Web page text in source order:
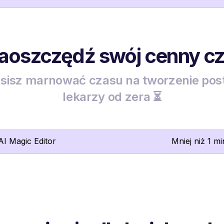
swój cenny
marnować czasu na tworzenie
lekarzy od zera ⏳
Magic Editor Mniej niż 1